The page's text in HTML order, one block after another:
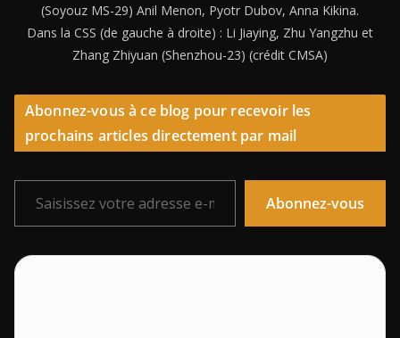
(Soyouz MS-29) Anil Menon, Pyotr Dubov, Anna Kikina.
Dans la CSS (de gauche à droite) : Li Jiaying, Zhu Yangzhu et
Zhang Zhiyuan (Shenzhou-23) (crédit CMSA)
Abonnez-vous à ce blog pour recevoir les
prochains articles directement par mail
Saisissez votre adresse e-mail…
Abonnez-vous